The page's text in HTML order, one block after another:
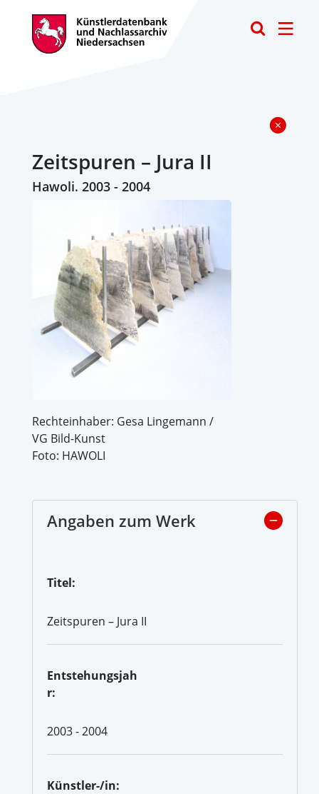
Zeitspuren – Jura II
Hawoli. 2003 - 2004
Rechteinhaber: Gesa Lingemann /
VG Bild-Kunst
Foto: HAWOLI
Angaben zum Werk
Titel:
Zeitspuren – Jura II
Entstehungsjah
r:
2003 - 2004
Künstler-/in: